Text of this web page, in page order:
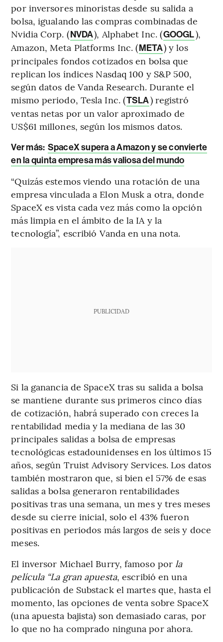
por inversores minoristas desde su salida a
bolsa, igualando las compras combinadas de
Nvidia Corp. (NVDA), Alphabet Inc. (GOOGL),
Amazon, Meta Platforms Inc. (META) y los
principales fondos cotizados en bolsa que
replican los índices Nasdaq 100 y S&P 500,
según datos de Vanda Research. Durante el
mismo periodo, Tesla Inc. (TSLA) registró
ventas netas por un valor aproximado de
US$61 millones, según los mismos datos.
Ver más: SpaceX supera a Amazon y se convierte
en la quinta empresa más valiosa del mundo
“Quizás estemos viendo una rotación de una
empresa vinculada a Elon Musk a otra, donde
SpaceX es vista cada vez más como la opción
más limpia en el ámbito de la IA y la
tecnología”, escribió Vanda en una nota.
PUBLICIDAD
Si la ganancia de SpaceX tras su salida a bolsa
se mantiene durante sus primeros cinco días
de cotización, habrá superado con creces la
rentabilidad media y la mediana de las 30
principales salidas a bolsa de empresas
tecnológicas estadounidenses en los últimos 15
años, según Truist Advisory Services. Los datos
también mostraron que, si bien el 57% de esas
salidas a bolsa generaron rentabilidades
positivas tras una semana, un mes y tres meses
desde su cierre inicial, solo el 43% fueron
positivas en periodos más largos de seis y doce
meses.
El inversor Michael Burry, famoso por la
película “La gran apuesta, escribió en una
publicación de Substack el martes que, hasta el
momento, las opciones de venta sobre SpaceX
(una apuesta bajista) son demasiado caras, por
lo que no ha comprado ninguna por ahora.